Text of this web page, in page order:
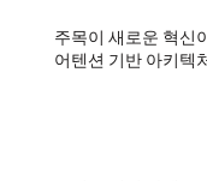
주목이 새로운 혁신
어텐션 기반 아키텍